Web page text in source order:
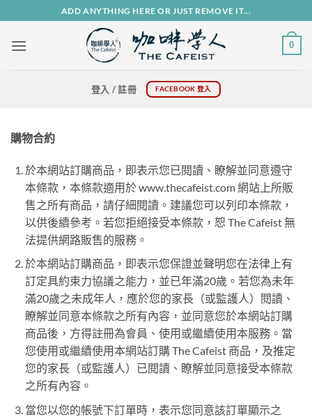
to
content
ADD ANYTHING HERE OR JUST REMOVE IT...
0
登入 / 註冊 FACEBOOK 登入
購物合約
於本網站訂購商品，即表示您已閱讀、瞭解並同意遵守
本條款，本條款適用於 www.thecafeist.com 網站上所販
售之所有商品，請仔細閱讀。建議您可以列印本條款，
以供後續參考。若您拒絕接受本條款，恕 The Cafeist 無
法提供網路販售的服務。
於本網站訂購商品，即表示您保證並聲明您在法律上有
訂定具約束力協議之能力，並已年滿20歲。若您為未年
滿20歲之未成年人，應於您的家長（或監護人）閱讀、
瞭解並同意本條款之所有內容，並同意您於本網站訂購
商品後，方得註冊為會員、使用或繼續使用本服務。當
您使用或繼續使用本網站訂購 The Cafeist 商品，及推定
您的家長（或監護人）已閱讀、瞭解並同意接受本條款
之所有內容。
當您以您的帳號下訂單時，表示您同意該訂單顯示之